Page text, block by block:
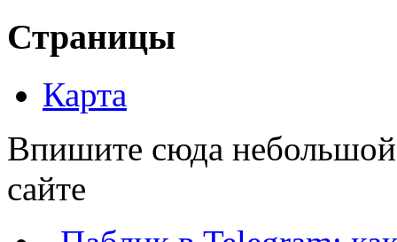
Страницы
Карта
Впишите сюда
сайте